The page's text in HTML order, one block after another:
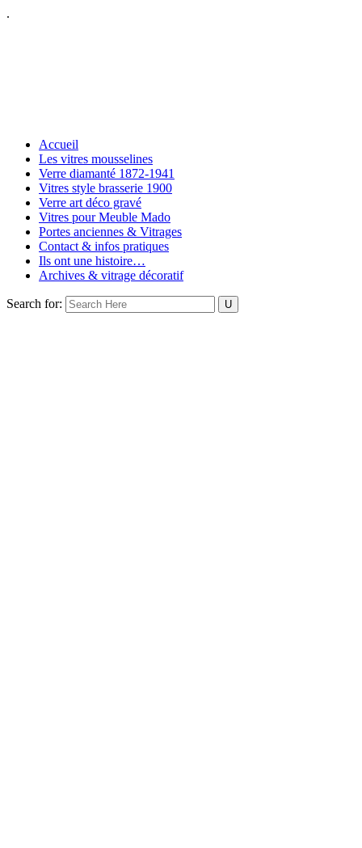
.
Accueil
Les vitres mousselines
Verre diamanté 1872-1941
Vitres style brasserie 1900
Verre art déco gravé
Vitres pour Meuble Mado
Portes anciennes & Vitrages
Contact & infos pratiques
Ils ont une histoire…
Archives & vitrage décoratif
Search for: